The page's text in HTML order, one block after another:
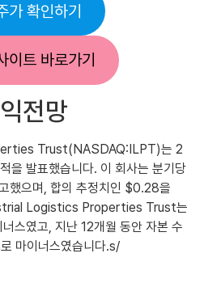
가 확인하기
이트 바로가기
전망
Trust(NASDAQ:ILPT)는 2
을 발표했습니다. 이 회사는 분기당
했으며, 합의 추정치인 $0.28을
Logistics Properties Trust는
스였고, 지난 12개월 동안 자본 수
마이너스였습니다.s/